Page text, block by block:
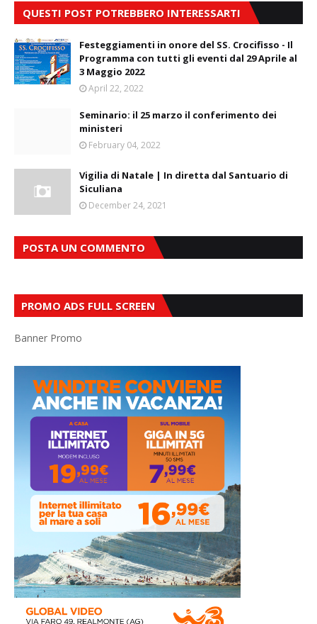
QUESTI POST POTREBBERO INTERESSARTI
Festeggiamenti in onore del SS. Crocifisso - Il
Programma con tutti gli eventi dal 29 Aprile al
3 Maggio 2022
April 22, 2022
Seminario: il 25 marzo il conferimento dei
ministeri
February 04, 2022
Vigilia di Natale | In diretta dal Santuario di
Siculiana
December 24, 2021
POSTA UN COMMENTO
PROMO ADS FULL SCREEN
Banner Promo